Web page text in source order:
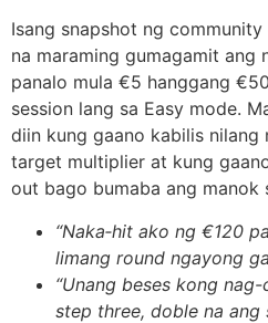
Isang snapshot ng
na maraming gumagamit ang
panalo mula €5 hanggang
session lang sa Easy mode.
diin kung gaano kabilis nilang
target multiplier at kung
out bago bumaba ang manok
“Naka‑hit ako ng €120
limang round ngayong
“Unang beses kong
step three, doble na ang